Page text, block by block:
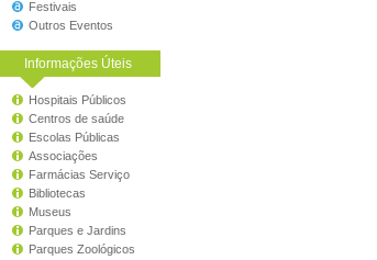
Festivais
Outros Eventos
Informações Úteis
Hospitais Públicos
Centros de saúde
Escolas Públicas
Associações
Farmácias Serviço
Bibliotecas
Museus
Parques e Jardins
Parques Zoológicos